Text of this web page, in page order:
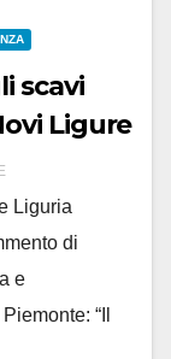
scavi
Ligure
Liguria
di
e
“Il